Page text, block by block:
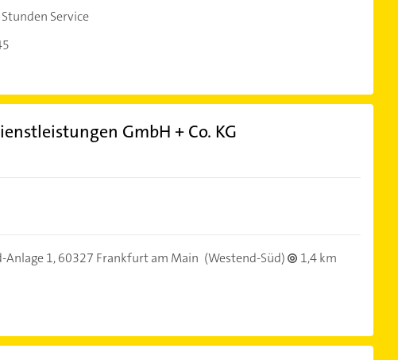
Service
GmbH + Co. KG
Anlage 1,60327 Frankfurt am Main (Westend-Süd)
1,4 km